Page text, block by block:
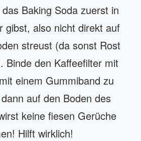
Baking Soda zuerst in
gibst, also nicht direkt auf
streust (da sonst Rost
Binde den Kaffeefilter mit
einem Gummiband zu
auf den Boden des
keine fiesen Gerüche
Hilft wirklich!